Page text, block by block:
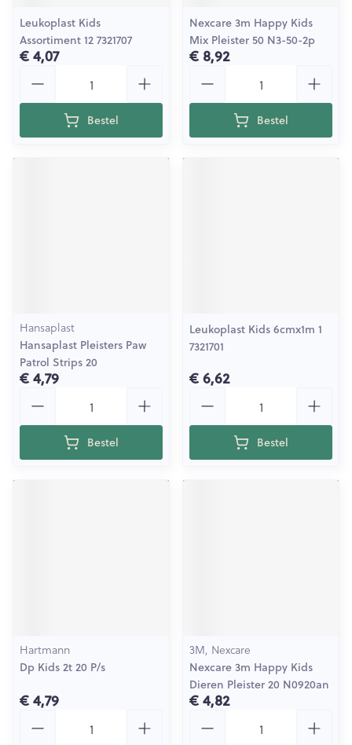
Leukoplast Kids
Assortiment 12 7321707
€ 4,07
Bestel
Nexcare 3m Happy Kids
Mix Pleister 50 N3-50-2p
€ 8,92
Bestel
Hansaplast
Hansaplast Pleisters Paw
Patrol Strips 20
€ 4,79
Bestel
Leukoplast Kids 6cmx1m 1
7321701
€ 6,62
Bestel
Hartmann
Dp Kids 2t 20 P/s
€ 4,79
3M, Nexcare
Nexcare 3m Happy Kids
Dieren Pleister 20 N0920an
€ 4,82